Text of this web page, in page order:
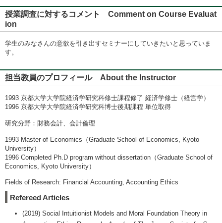
授業調査に対するコメント Comment on Course Evaluat
ion
学生のみなさんの意欲を引き出すセミナーにしていきたいと思っていま
す。
担当教員のプロフィール About the Instructor
1993 京都大学大学院経済学研究科修士課程修了 経済学修士（経営学）
1996 京都大学大学院経済学研究科博士後期課程 単位取得
研究分野：財務会計、会計倫理
1993 Master of Economics（Graduate School of Economics, Kyoto
University）
1996 Completed Ph.D program without dissertation（Graduate School of
Economics, Kyoto University）
Fields of Research: Financial Accounting, Accounting Ethics
Refereed Articles
(2019) Social Intuitionist Models and Moral Foundation Theory in